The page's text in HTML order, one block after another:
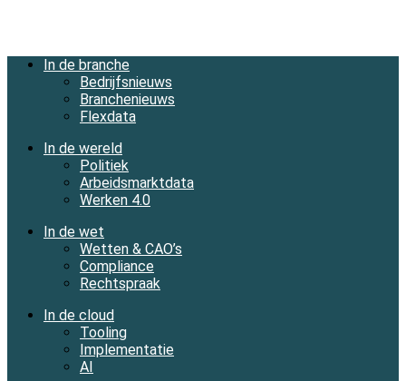
In de branche
Bedrijfsnieuws
Branchenieuws
Flexdata
In de wereld
Politiek
Arbeidsmarktdata
Werken 4.0
In de wet
Wetten & CAO’s
Compliance
Rechtspraak
In de cloud
Tooling
Implementatie
AI